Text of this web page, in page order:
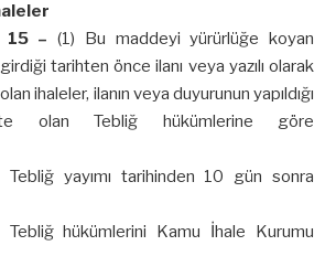
15 – (1) Bu maddeyi yürürlüğe koyan
tarihten önce ilanı veya yazılı olarak
ihaleler, ilanın veya duyurunun yapıldığı
olan Tebliğ hükümlerine göre
Tebliğ yayımı tarihinden 10 gün sonra
Tebliğ hükümlerini Kamu İhale Kurumu